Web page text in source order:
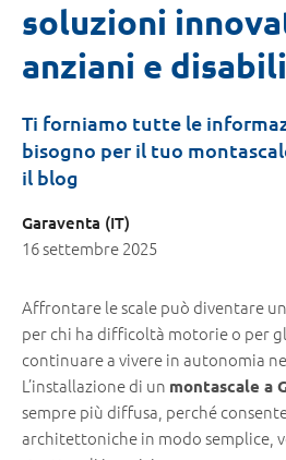
soluzioni
anziani e disabili
Ti forniamo tutte le
bisogno per il tuo
il blog
Garaventa (IT)
16 settembre 2025
Affrontare le scale può diventare
per chi ha difficoltà motorie o per
continuare a vivere in autonomia
L’installazione di un montascale a
sempre più diffusa, perché
architettoniche in modo semplice,